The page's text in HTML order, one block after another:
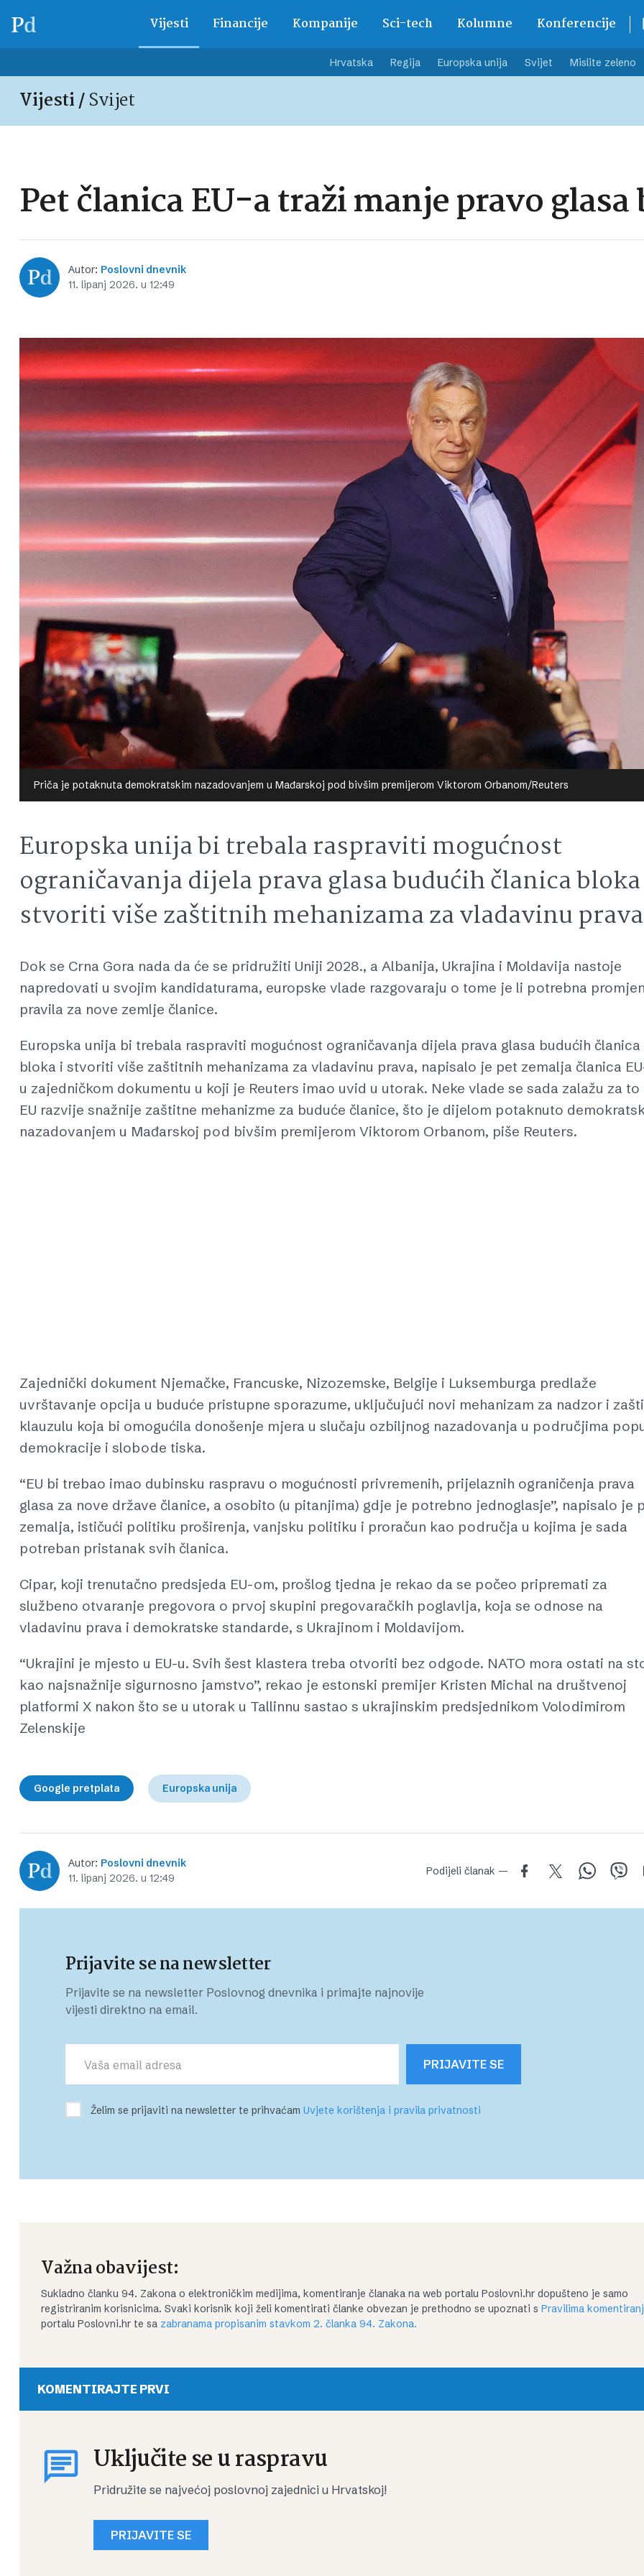
Vijesti Financije Kompanije Sci-tech Kolumne Konferencije
Hrvatska Regija Europska unija Svijet Mislite zeleno
Vijesti /Svijet
Pet članica EU-a traži manje pravo
Autor: Poslovni dnevnik
11. lipanj 2026. u 12:49
Priča je potaknuta demokratskim nazadovanjem u Mađarskoj pod bivšim premijerom Viktorom Orbanom/Reuters
Europska unija bi trebala raspraviti mogućnost
ograničavanja dijela prava glasa budućih članica
stvoriti više zaštitnih mehanizama za vladavinu
Dok se Crna Gora nada da će se pridružiti Uniji 2028., a Albanija, Ukrajina i Moldavija nastoje
napredovati u svojim kandidaturama, europske vlade razgovaraju o tome je li potrebna
pravila za nove zemlje članice.
Europska unija bi trebala raspraviti mogućnost ograničavanja dijela prava glasa budućih članica
bloka i stvoriti više zaštitnih mehanizama za vladavinu prava, napisalo je pet zemalja članica
u zajedničkom dokumentu u koji je Reuters imao uvid u utorak. Neke vlade se sada zalažu za to
EU razvije snažnije zaštitne mehanizme za buduće članice, što je dijelom potaknuto
nazadovanjem u Mađarskoj pod bivšim premijerom Viktorom Orbanom, piše Reuters.
Zajednički dokument Njemačke, Francuske, Nizozemske, Belgije i Luksemburga predlaže
uvrštavanje opcija u buduće pristupne sporazume, uključujući novi mehanizam za nadzor i
klauzulu koja bi omogućila donošenje mjera u slučaju ozbiljnog nazadovanja u područjima
demokracije i slobode tiska.
“EU bi trebao imao dubinsku raspravu o mogućnosti privremenih, prijelaznih ograničenja prava
glasa za nove države članice, a osobito (u pitanjima) gdje je potrebno jednoglasje”, napisalo je
zemalja, ističući politiku proširenja, vanjsku politiku i proračun kao područja u kojima je sada
potreban pristanak svih članica.
Cipar, koji trenutačno predsjeda EU-om, prošlog tjedna je rekao da se počeo pripremati za
službeno otvaranje pregovora o prvoj skupini pregovaračkih poglavlja, koja se odnose na
vladavinu prava i demokratske standarde, s Ukrajinom i Moldavijom.
“Ukrajini je mjesto u EU-u. Svih šest klastera treba otvoriti bez odgode. NATO mora ostati na
kao najsnažnije sigurnosno jamstvo”, rekao je estonski premijer Kristen Michal na društvenoj
platformi X nakon što se u utorak u Tallinnu sastao s ukrajinskim predsjednikom Volodimirom
Zelenskije
Google pretplata Europska unija
Autor: Poslovni dnevnik
11. lipanj 2026. u 12:49
Podijeli članak —
Prijavite se na newsletter
Prijavite se na newsletter Poslovnog dnevnika i primajte najnovije
vijesti direktno na email.
PRIJAVITE SE
Želim se prijaviti na newsletter te prihvaćam Uvjete korištenja i pravila privatnosti
Važna obavijest:
Sukladno članku 94. Zakona o elektroničkim medijima, komentiranje članaka na web portalu Poslovni.hr dopušteno je samo
registriranim korisnicima. Svaki korisnik koji želi komentirati članke obvezan je prethodno se upoznati s Pravilima
portalu Poslovni.hr te sa zabranama propisanim stavkom 2. članka 94. Zakona.
KOMENTIRAJTE PRVI
Uključite se u raspravu
Pridružite se najvećoj poslovnoj zajednici u Hrvatskoj!
PRIJAVITE SE